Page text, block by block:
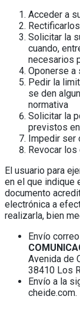
Acceder a
Solicitar la
cuando,
necesarios
Oponerse a
Pedir la
se den
normativa
Solicitar la
previstos
Impedir ser
Revocar
El usuario para
en el que indique
documento
electrónica a
realizarla, bien
Envío
Avenida de
38410 Los
Envío a la
cheide.com.